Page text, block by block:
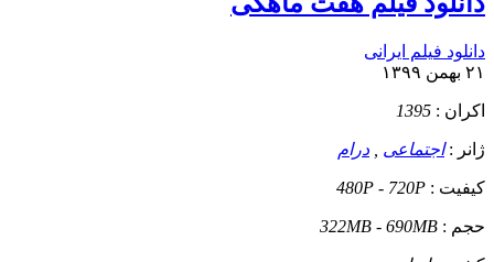
دانلود فیلم ایرانی
۲۱ بهمن ۱۳۹۹
اکران : 1395
ژانر :اجتماعی درام
کيفيت : 480P - 720P
حجم : 322MB - 690MB